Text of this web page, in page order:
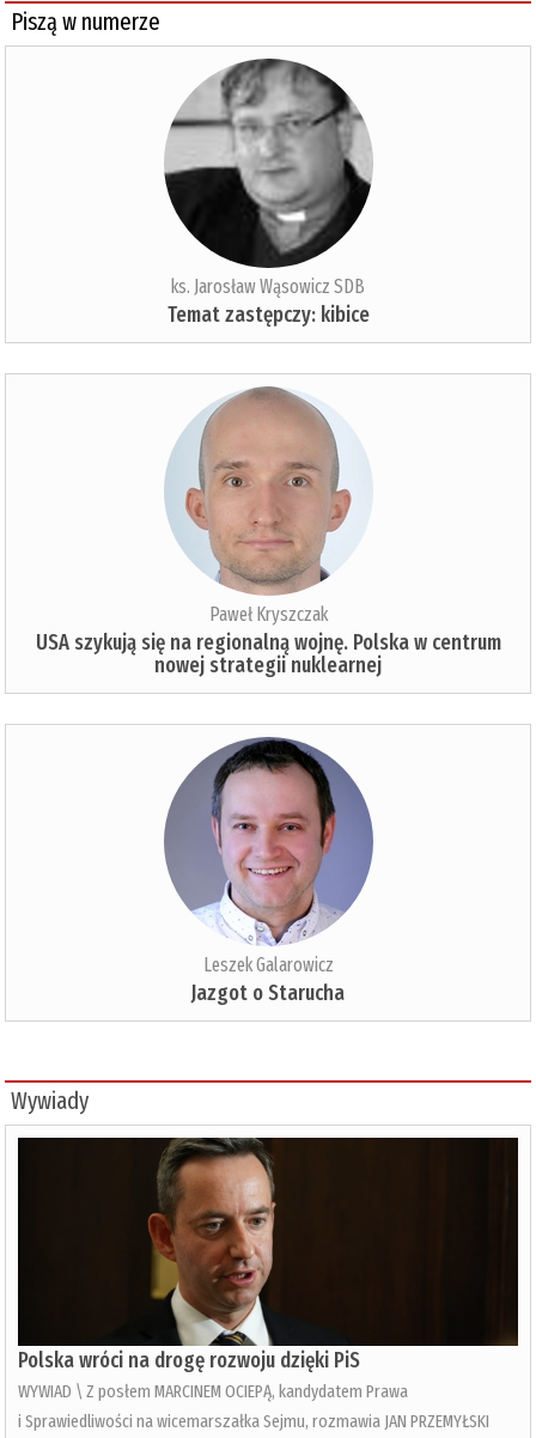
Piszą w numerze
ks. Jarosław Wąsowicz SDB
Temat zastępczy: kibice
Paweł Kryszczak
USA szykują się na regionalną wojnę. Polska w centrum
nowej strategii nuklearnej
Leszek Galarowicz
Jazgot o Starucha
Wywiady
Polska wróci na drogę rozwoju dzięki PiS
WYWIAD \ Z posłem MARCINEM OCIEPĄ, kandydatem Prawa
i Sprawiedliwości na wicemarszałka Sejmu, rozmawia JAN PRZEMYŁSKI